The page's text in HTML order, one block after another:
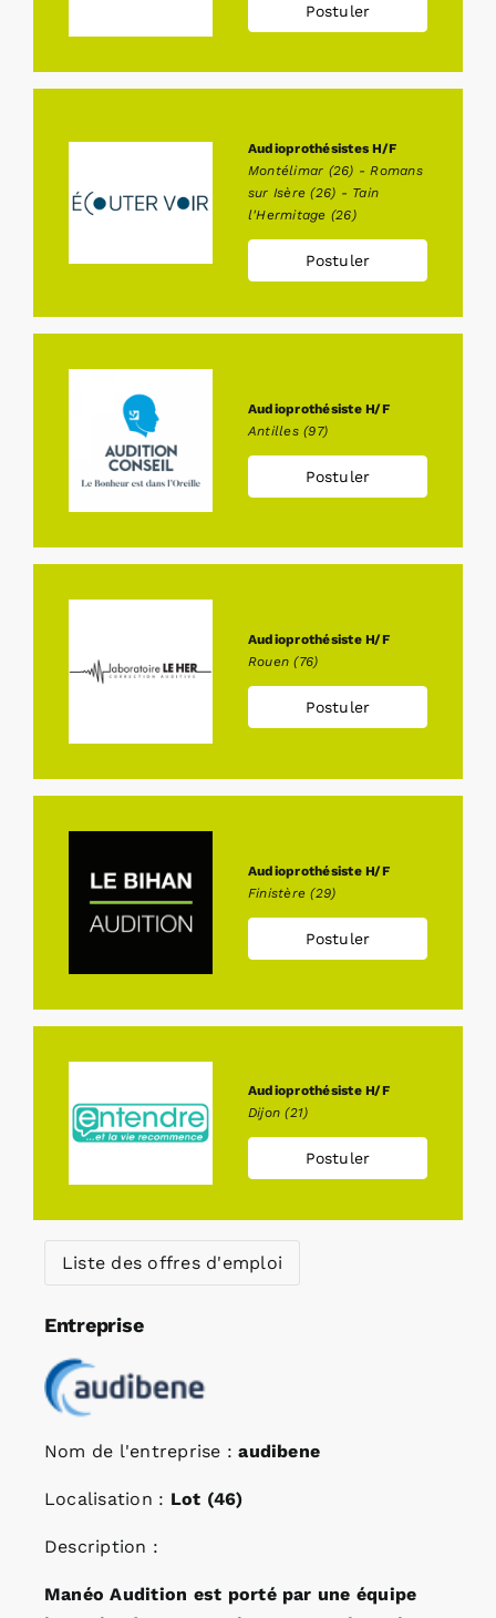
Liste des offres d'emploi
Entreprise
Nom de l'entreprise :audibene
Localisation : Lot (46)
Description :
Manéo Audition est porté par une équipe
Postuler
Audioprothésistes H/F
Montélimar (26) - Romans
sur Isère (26) - Tain
l'Hermitage (26)
Postuler
Audioprothésiste H/F
Antilles (97)
Postuler
Audioprothésiste H/F
Rouen (76)
Postuler
Audioprothésiste H/F
Finistère (29)
Postuler
Audioprothésiste H/F
Dijon (21)
Postuler